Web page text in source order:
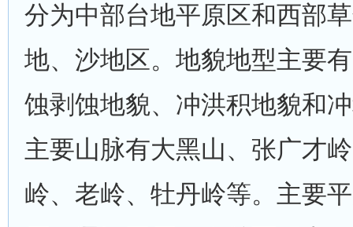
分为中部台地平原区和西部
地、沙地区。地貌地型主要
蚀剥蚀地貌、冲洪积地貌和
主要山脉有大黑山、张广才
岭、老岭、牡丹岭等。主要